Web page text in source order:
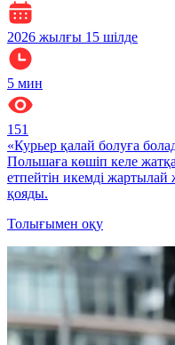
2026 жылғы 15 шілде
5 мин
151
«Курьер қалай болуға
Польшаға көшіп келе
етпейтін икемді
қояды.
Толығымен оқу